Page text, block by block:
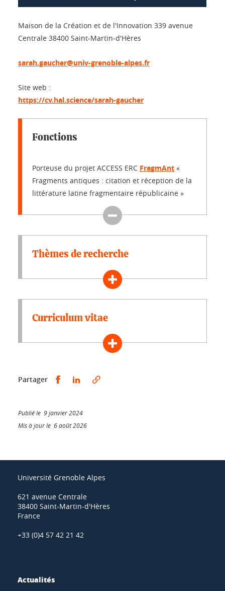
Maison de la Création et de l'Innovation 339 avenue
Centrale 38400 Saint-Martin-d'Hères
sarah.gaucher@univ-grenoble-alpes.fr
Site web :
https://cv.hal.science/sarah-gaucher
Fonctions
Porteuse du projet ACCESS ERC FragmAnt «
Fragments antiques : citation et réception de la
littérature latine fragmentaire républicaine »
Thèmes de recherche
Curriculum vitae
Partager Partager sur Facebook
Partager sur LinkedIn
Publié le 9 janvier 2024
Mis à jour le 6 août 2026
Université Grenoble Alpes
621 avenue Centrale
38400 Saint-Martin-d'Hères
France
+33 (0)4 57 42 21 42
Actualités